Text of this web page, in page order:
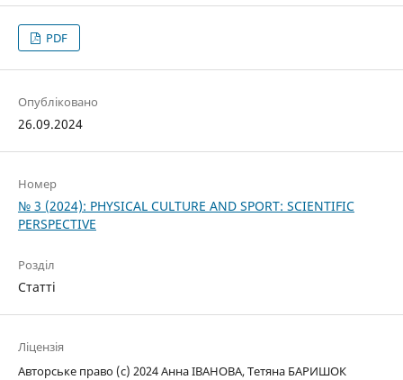
PDF
Опубліковано
26.09.2024
Номер
№ 3 (2024): PHYSICAL CULTURE AND SPORT: SCIENTIFIC
PERSPECTIVE
Розділ
Статті
Ліцензія
Авторське право (c) 2024 Анна ІВАНОВА, Тетяна БАРИШОК